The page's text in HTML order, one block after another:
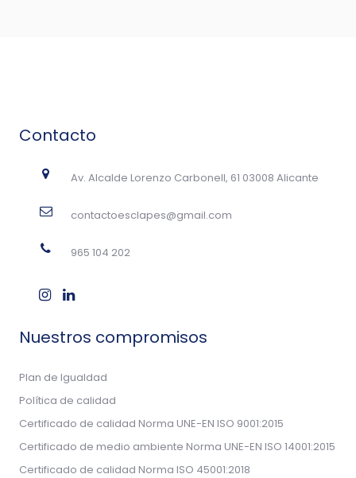
Contacto
Av. Alcalde Lorenzo Carbonell, 61 03008 Alicante
contactoesclapes@gmail.com
965 104 202
Nuestros compromisos
Plan de Igualdad
Política de calidad
Certificado de calidad Norma UNE-EN ISO 9001:2015
Certificado de medio ambiente Norma UNE-EN ISO 14001:2015
Certificado de calidad Norma ISO 45001:2018